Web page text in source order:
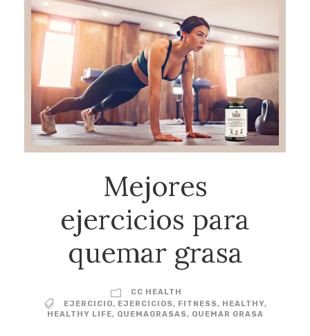
Mejores
ejercicios para
quemar grasa
CC HEALTH
EJERCICIO, EJERCICIOS, FITNESS, HEALTHY,
HEALTHY LIFE, QUEMAGRASAS, QUEMAR GRASA